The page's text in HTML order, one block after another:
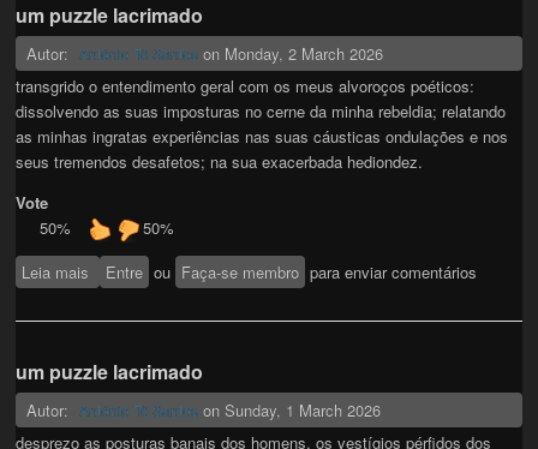
um puzzle lacrimado
Autor: António Tê Santos on Monday, 2 March 2026
transgrido o entendimento geral com os meus alvoroços poéticos:
dissolvendo as suas imposturas no cerne da minha rebeldia; relatando
as minhas ingratas experiências nas suas cáusticas ondulações e nos
seus tremendos desafetos; na sua exacerbada hediondez.
Vote
50%
50%
Leia mais sobre um puzzle lacrimado
Entre ou Faça-se membro para enviar comentários
um puzzle lacrimado
Autor: António Tê Santos on Sunday, 1 March 2026
desprezo as posturas banais dos homens, os vestígios pérfidos dos